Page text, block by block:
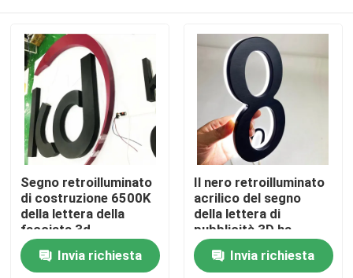
Prodotti
Circa noi
Segno retroilluminato
di costruzione 6500K
della lettera della
facciata 3d
Invia richiesta
Il nero retroilluminato
acrilico del segno
della lettera di
pubblicità 3D ha
dipinto lo spessore di
12cm Invia richiesta